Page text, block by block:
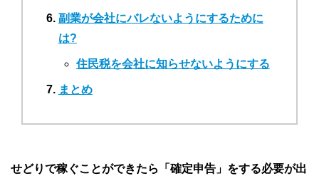
副業が会社にバレないようにするために
は?
住民税を会社に知らせないようにする
まとめ
せどりで稼ぐことができたら「確定申告」をする必要が出